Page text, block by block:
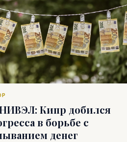
Кипр добился
в борьбе с
денег